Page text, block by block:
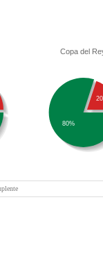
Copa del
80%